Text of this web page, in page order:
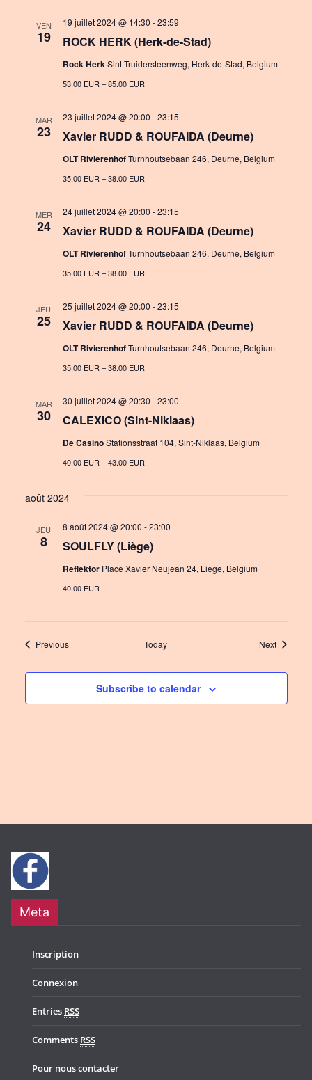
VEN
19 ROCK HERK (Herk-de-Stad)
19 juillet 2024 @ 14:30 -23:59
Rock HerkSint Truidersteenweg, Herk-de-Stad, Belgium
53.00 EUR – 85.00 EUR
MAR
23 Xavier RUDD & ROUFAIDA (Deurne)
23 juillet 2024 @ 20:00 -23:15
OLT RivierenhofTurnhoutsebaan 246, Deurne, Belgium
35.00 EUR – 38.00 EUR
MER
24 Xavier RUDD & ROUFAIDA (Deurne)
24 juillet 2024 @ 20:00 -23:15
OLT RivierenhofTurnhoutsebaan 246, Deurne, Belgium
35.00 EUR – 38.00 EUR
JEU
25 Xavier RUDD & ROUFAIDA (Deurne)
25 juillet 2024 @ 20:00 -23:15
OLT RivierenhofTurnhoutsebaan 246, Deurne, Belgium
35.00 EUR – 38.00 EUR
MAR
30 CALEXICO (Sint-Niklaas)
30 juillet 2024 @ 20:30 -23:00
De CasinoStationsstraat 104, Sint-Niklaas, Belgium
40.00 EUR – 43.00 EUR
août 2024
JEU
8 SOULFLY (Liège)
8 août 2024 @ 20:00 -23:00
Reflektor Place Xavier Neujean 24, Liege, Belgium
40.00 EUR
PreviousEvents Today NextEvents
Subscribe to calendar
Meta
Inscription
Connexion
Entries RSS
Comments RSS
Pour nous contacter